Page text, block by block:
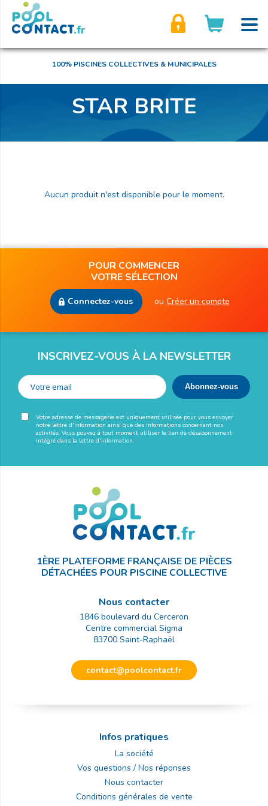
100% PISCINES COLLECTIVES & MUNICIPALES
STAR BRITE
Aucun produit n'est disponible pour le moment.
POUR COMMENCER
VOTRE SÉLECTION
Connectez-vous ou Créer un compte
INSCRIVEZ-VOUS À LA NEWSLETTER
Votre adresse de messagerie est uniquement utilisée pour vous envoyer
notre lettre d'information ainsi que des informations concernant nos
activités. Vous pouvez à tout moment utiliser le lien de désabonnement
intégré dans la lettre d'information.
1ÈRE PLATEFORME FRANÇAISE DE PIÈCES
DÉTACHÉES POUR PISCINE COLLECTIVE
Nous contacter
1846 boulevard du Cerceron
Centre commercial Sigma
83700 Saint-Raphaël
contact@poolcontact.fr
Infos pratiques
La société
Vos questions / Nos réponses
Nous contacter
Conditions générales de vente